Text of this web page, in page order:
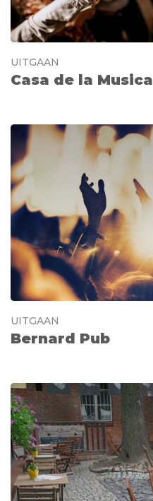
UITGAAN
Casa de la Musica
UITGAAN
Bernard Pub